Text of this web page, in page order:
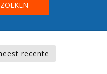
ZOEKEN
recente